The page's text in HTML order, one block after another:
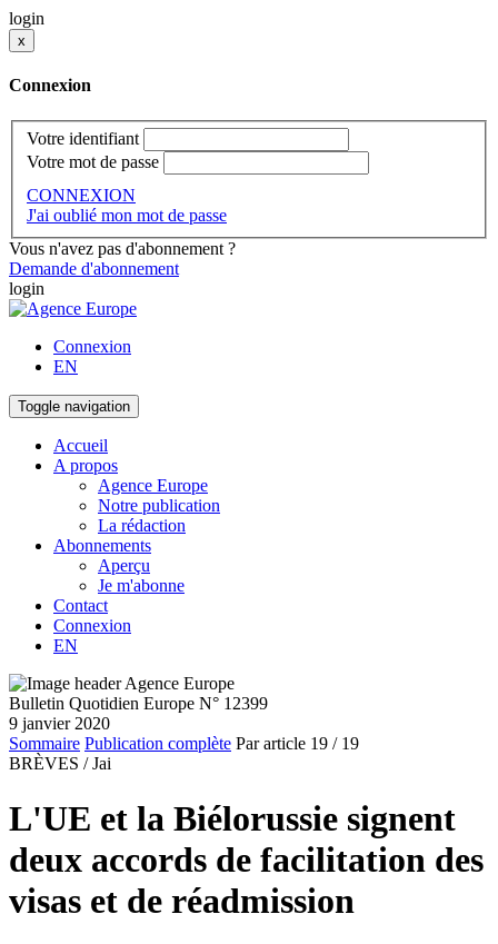
login
x
Connexion
Votre identifiant
Votre mot de passe
CONNEXION
J'ai oublié mon mot de passe
Vous n'avez pas d'abonnement ?
Demande d'abonnement
login
Connexion
EN
Toggle navigation
Accueil
A propos
Agence Europe
Notre publication
La rédaction
Abonnements
Aperçu
Je m'abonne
Contact
Connexion
EN
Bulletin Quotidien Europe N° 12399
9 janvier 2020
Sommaire Publication complète Par article 19 / 19
BRÈVES / Jai
L'UE et la Biélorussie signent
deux accords de facilitation des
visas et de réadmission